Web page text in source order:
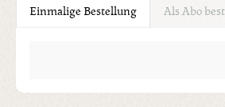
Einmalige Bestellung Als Abo